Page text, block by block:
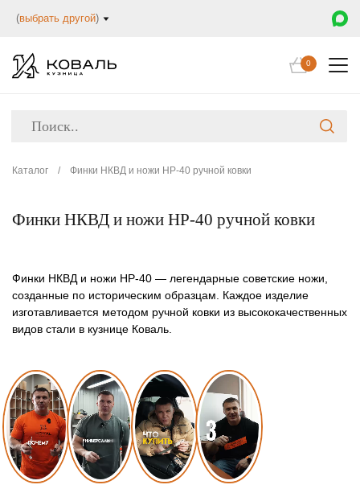
(выбрать другой)
0
Каталог / Финки НКВД и ножи НР-40 ручной ковки
Финки НКВД и ножи НР-40 ручной ковки
Финки НКВД и ножи НР-40 — легендарные советские ножи,
созданные по историческим образцам. Каждое изделие
изготавливается методом ручной ковки из высококачественных
видов стали в кузнице Коваль.